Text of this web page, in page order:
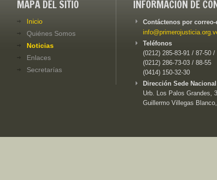
MAPA DEL SITIO
Inicio
Quiénes Somos
Noticias
Enlaces
Secretarías
INFORMACIÓN DE
Contáctenos por
Teléfonos
(0212) 285-83-91 / 87-50 /
(0212) 286-73-03 / 88-55
(0414) 150-32-30
Dirección Sede
Urb. Los Palos Grandes,
Guillermo Villegas